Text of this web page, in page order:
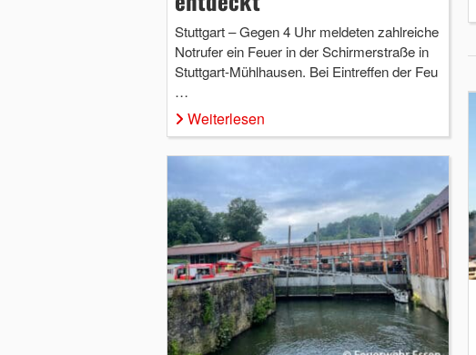
Stuttgart – Gegen 4 Uhr meldeten zahlreiche
Notrufer ein Feuer in der Schirmerstraße in
Stuttgart-Mühlhausen. Bei Eintreffen der Feu
…
Weiterlesen